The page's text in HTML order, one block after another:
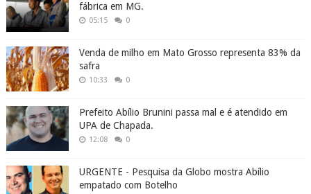
fábrica em MG.
05:15 0
Venda de milho em Mato Grosso representa 83% da
safra
10:33 0
Prefeito Abílio Brunini passa mal e é atendido em
UPA de Chapada.
12:08 0
URGENTE - Pesquisa da Globo mostra Abílio
empatado com Botelho